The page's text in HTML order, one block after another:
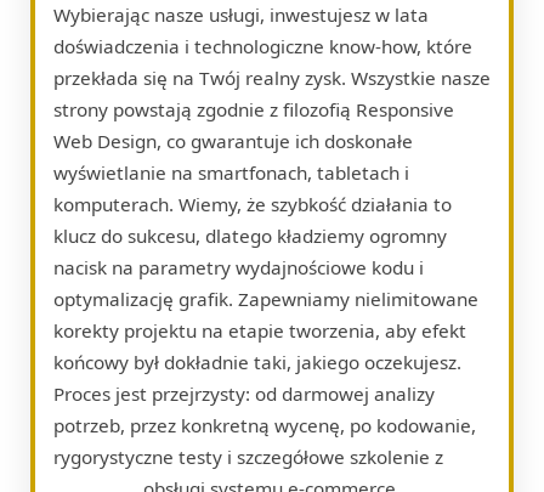
Wybierając nasze usługi, inwestujesz w lata
doświadczenia i technologiczne know-how, które
przekłada się na Twój realny zysk. Wszystkie nasze
strony powstają zgodnie z filozofią Responsive
Web Design, co gwarantuje ich doskonałe
wyświetlanie na smartfonach, tabletach i
komputerach. Wiemy, że szybkość działania to
klucz do sukcesu, dlatego kładziemy ogromny
nacisk na parametry wydajnościowe kodu i
optymalizację grafik. Zapewniamy nielimitowane
korekty projektu na etapie tworzenia, aby efekt
końcowy był dokładnie taki, jakiego oczekujesz.
Proces jest przejrzysty: od darmowej analizy
potrzeb, przez konkretną wycenę, po kodowanie,
rygorystyczne testy i szczegółowe szkolenie z